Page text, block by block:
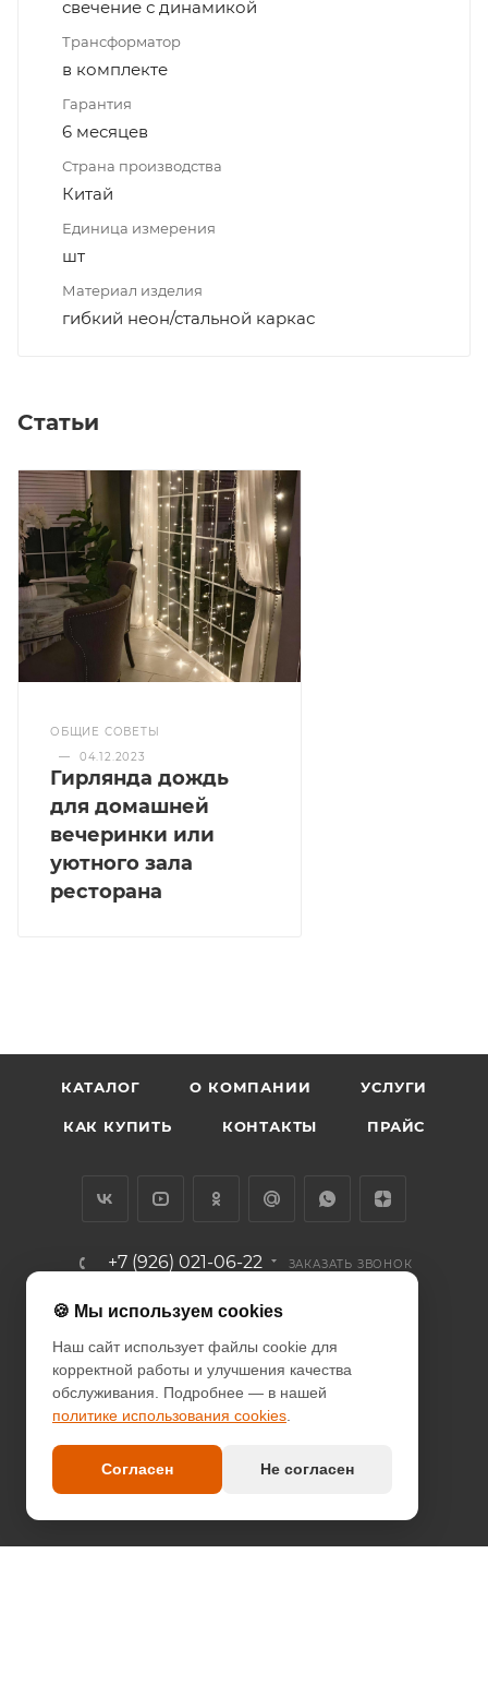
свечение с динамикой
Трансформатор
в комплекте
Гарантия
6 месяцев
Страна производства
Китай
Единица измерения
шт
Материал изделия
гибкий неон/стальной каркас
Статьи
ОБЩИЕ СОВЕТЫ
—
04.12.2023
Гирлянда дождь
для домашней
вечеринки или
уютного зала
ресторана
КАТАЛОГ О КОМПАНИИ УСЛУГИ
КАК КУПИТЬ КОНТАКТЫ ПРАЙС
+7 (926) 021-06-22 ЗАКАЗАТЬ ЗВОНОК
info@diodcity.ru
г. Москва, Союзный проспект, д.
14/9, метро Новогиреево
ПОЛИТИКА КОНФИДЕНЦИАЛЬНОСТИ
ПОЛИТИКА COOKIES
ДОГОВОР-ОФЕРТА
🍪 Мы используем cookies
Наш сайт использует файлы cookie для
корректной работы и улучшения качества
обслуживания. Подробнее — в нашей
политике использования cookies
Согласен Не согласен